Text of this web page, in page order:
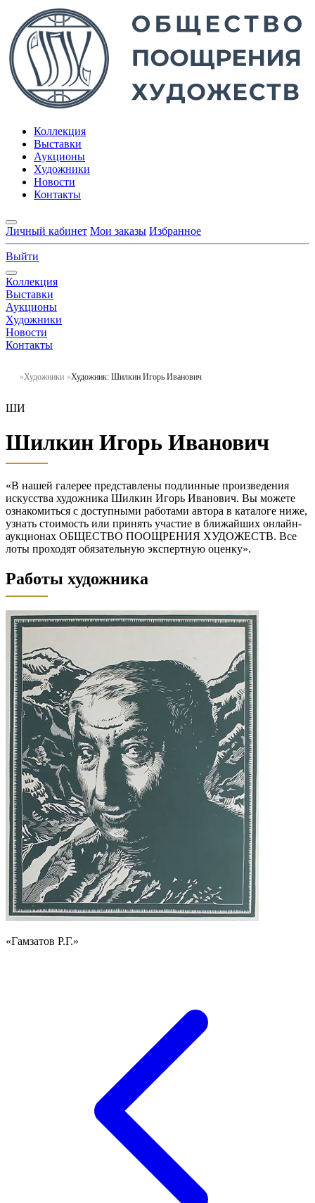
Коллекция
Выставки
Аукционы
Художники
Новости
Контакты
Личный кабинет Мои заказы Избранное
Выйти
Коллекция
Выставки
Аукционы
Художники
Новости
Контакты
Художники Художник: Шилкин Игорь Иванович
ШИ
Шилкин Игорь Иванович
«В нашей галерее представлены подлинные произведения
искусства художника Шилкин Игорь Иванович. Вы можете
ознакомиться с доступными работами автора в каталоге ниже,
узнать стоимость или принять участие в ближайших онлайн-
аукционах ОБЩЕСТВО ПООЩРЕНИЯ ХУДОЖЕСТВ. Все
лоты проходят обязательную экспертную оценку».
Работы художника
«Гамзатов Р.Г.»